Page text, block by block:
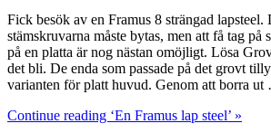
Fick besök av en Framus 8 strängad lapsteel.
stämskruvarna måste bytas, men att få tag på
på en platta är nog nästan omöjligt. Lösa
det bli. De enda som passade på det grovt
varianten för platt huvud. Genom att borra
Continue reading ‘En Framus lap steel’ »